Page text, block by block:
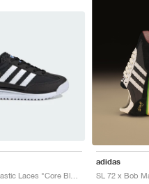
SL 72 RS Elastic Laces "Core Black & Cloud White"
adidas
SL 72 x Bob